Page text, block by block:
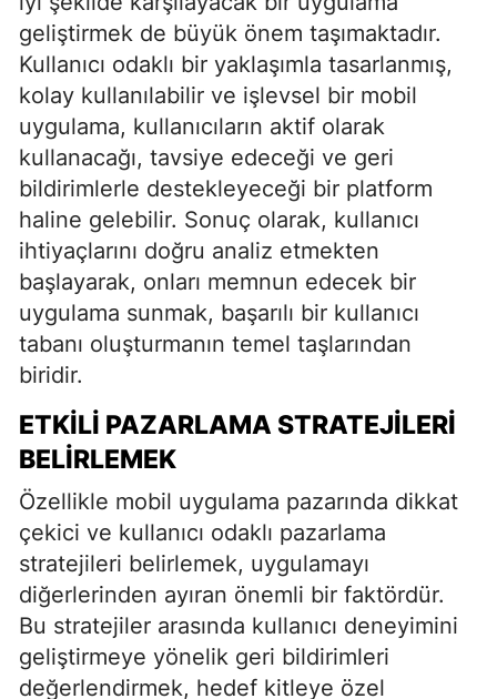
geliştirmek de büyük önem taşımaktadır.
Kullanıcı odaklı bir yaklaşımla tasarlanmış,
kolay kullanılabilir ve işlevsel bir mobil
uygulama, kullanıcıların aktif olarak
kullanacağı, tavsiye edeceği ve geri
bildirimlerle destekleyeceği bir platform
haline gelebilir. Sonuç olarak, kullanıcı
ihtiyaçlarını doğru analiz etmekten
başlayarak, onları memnun edecek bir
uygulama sunmak, başarılı bir kullanıcı
tabanı oluşturmanın temel taşlarından
biridir.
ETKILI PAZARLAMA STRATEJILERI
BELIRLEMEK
Özellikle mobil uygulama pazarında dikkat
çekici ve kullanıcı odaklı pazarlama
stratejileri belirlemek, uygulamayı
diğerlerinden ayıran önemli bir faktördür.
Bu stratejiler arasında kullanıcı deneyimini
geliştirmeye yönelik geri bildirimleri
değerlendirmek, hedef kitleye özel